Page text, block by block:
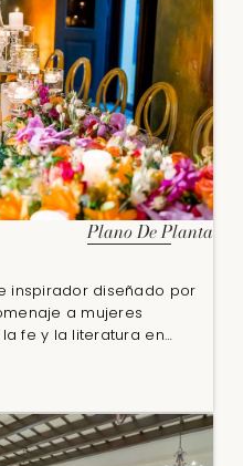
Plano De Planta
inspirador diseñado por
a mujeres
fe y la literatura en